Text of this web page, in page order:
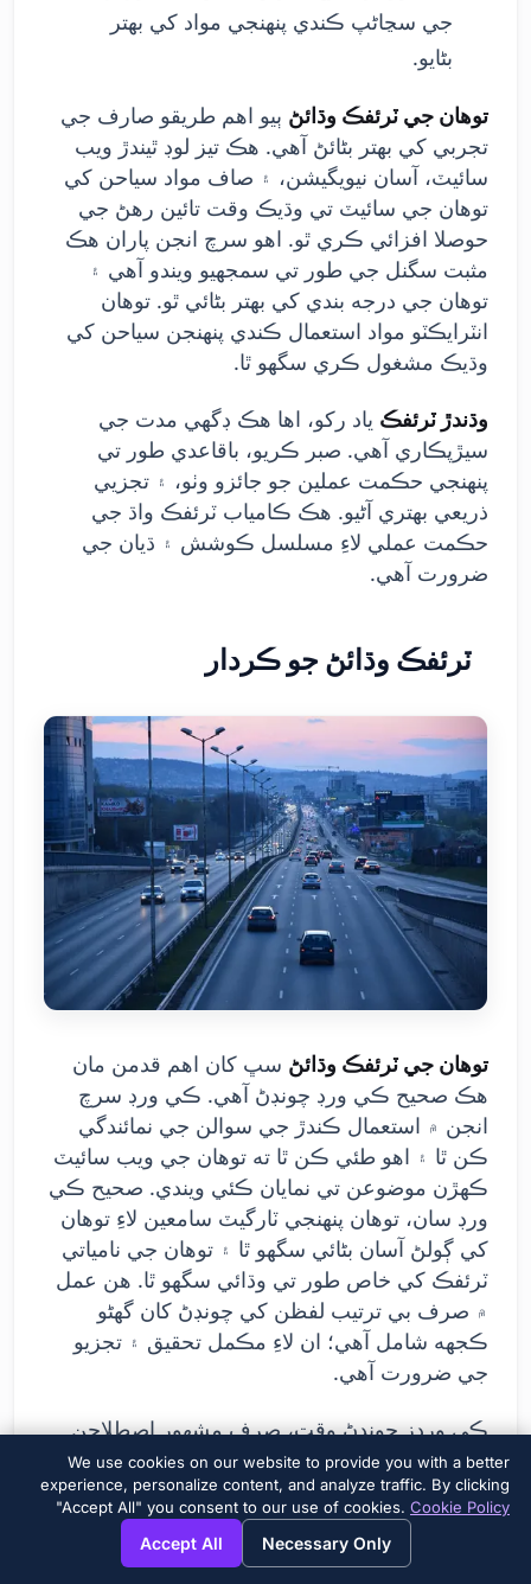
View this page in English?
×
جي سڃاڻپ ڪندي پنهنجي مواد کي بهتر
بڻايو.
توهان جي ٽرئفڪ وڌائڻ ٻيو اهم طريقو صارف جي
تجربي کي بهتر بڻائڻ آهي. هڪ تيز لوڊ ٿيندڙ ويب
سائيٽ، آسان نيويگيشن، ۽ صاف مواد سياحن کي
توهان جي سائيٽ تي وڌيڪ وقت تائين رهڻ جي
حوصلا افزائي ڪري ٿو. اهو سرچ انجن پاران هڪ
مثبت سگنل جي طور تي سمجهيو ويندو آهي ۽
توهان جي درجه بندي کي بهتر بڻائي ٿو. توهان
انٽرايڪٽو مواد استعمال ڪندي پنهنجن سياحن کي
وڌيڪ مشغول ڪري سگهو ٿا.
وڌندڙ ٽرئفڪ ياد رکو، اها هڪ ڊگهي مدت جي
سيڙپڪاري آهي. صبر ڪريو، باقاعدي طور تي
پنهنجي حڪمت عملين جو جائزو وٺو، ۽ تجزيي
ذريعي بهتري آڻيو. هڪ ڪامياب ٽرئفڪ واڌ جي
حڪمت عملي لاءِ مسلسل ڪوشش ۽ ڌيان جي
ضرورت آهي.
ٽرئفڪ وڌائڻ جو ڪردار
توهان جي ٽرئفڪ وڌائڻ سڀ کان اهم قدمن مان
هڪ صحيح ڪي ورڊ چونڊڻ آهي. ڪي ورڊ سرچ
انجن ۾ استعمال ڪندڙ جي سوالن جي نمائندگي
ڪن ٿا ۽ اهو طئي ڪن ٿا ته توهان جي ويب سائيٽ
ڪهڙن موضوعن تي نمايان ڪئي ويندي. صحيح ڪي
ورڊ سان، توهان پنهنجي ٽارگيٽ سامعين لاءِ توهان
کي ڳولڻ آسان بڻائي سگهو ٿا ۽ توهان جي نامياتي
ٽرئفڪ کي خاص طور تي وڌائي سگهو ٿا. هن عمل
۾ صرف بي ترتيب لفظن کي چونڊڻ کان گهڻو
ڪجهه شامل آهي؛ ان لاءِ مڪمل تحقيق ۽ تجزيو
جي ضرورت آهي.
ڪي ورڊز چونڊڻ وقت، صرف مشهور اصطلاحن
تي ڌيان ڏيڻ بدران، خاص ۽ ڊگهي دم وارن ڪي
ورڊز تي غور ڪرڻ ضروري آهي. خاص ڪي ورڊز
وڌيڪ مخصوص اصطلاح آهن جيڪي هڪ مخصوص
سامعين کي اپيل ڪن ٿا. ٻئي طرف، ڊگهي دم وارا
We use cookies on our website to provide you with a better
experience, personalize content, and analyze traffic. By clicking
"Accept All" you consent to our use of cookies. Cookie Policy
Necessary Only
Accept All